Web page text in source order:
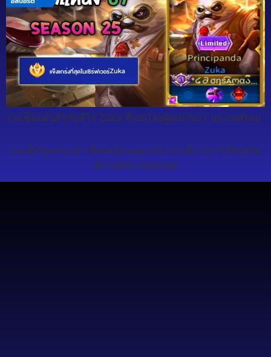
รวมช็อตมันส์ๆกับฮีโร่ Zuka ที่เล่นโดยผู้เล่น No.1 ประเทศไทย
เกมส์ESports ข่าวอีสปอร์ต esports เจาะลึกวงการอีสปอร์ต
All rights reserved